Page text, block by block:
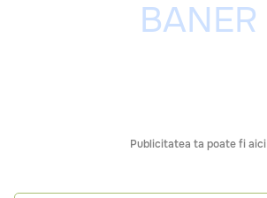
Publicitatea ta poate fi aici